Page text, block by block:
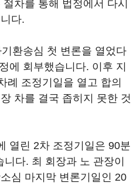
차를 통해 법정에서 다시
다.
환송심 첫 변론을 열었다
에 회부했습니다. 이후 지
례 조정기일을 열고 합의
차를 결국 좁히지 못한 것
열린 2차 조정기일은 90분
다. 최 회장과 노 관장이
심 마지막 변론기일인 20